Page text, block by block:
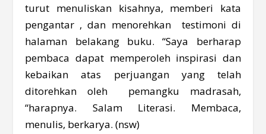
turut menuliskan kisahnya, memberi kata
pengantar , dan menorehkan testimoni di
halaman belakang buku. “Saya berharap
pembaca dapat memperoleh inspirasi dan
kebaikan atas perjuangan yang telah
ditorehkan oleh pemangku madrasah,
“harapnya. Salam Literasi. Membaca,
menulis, berkarya. (nsw)